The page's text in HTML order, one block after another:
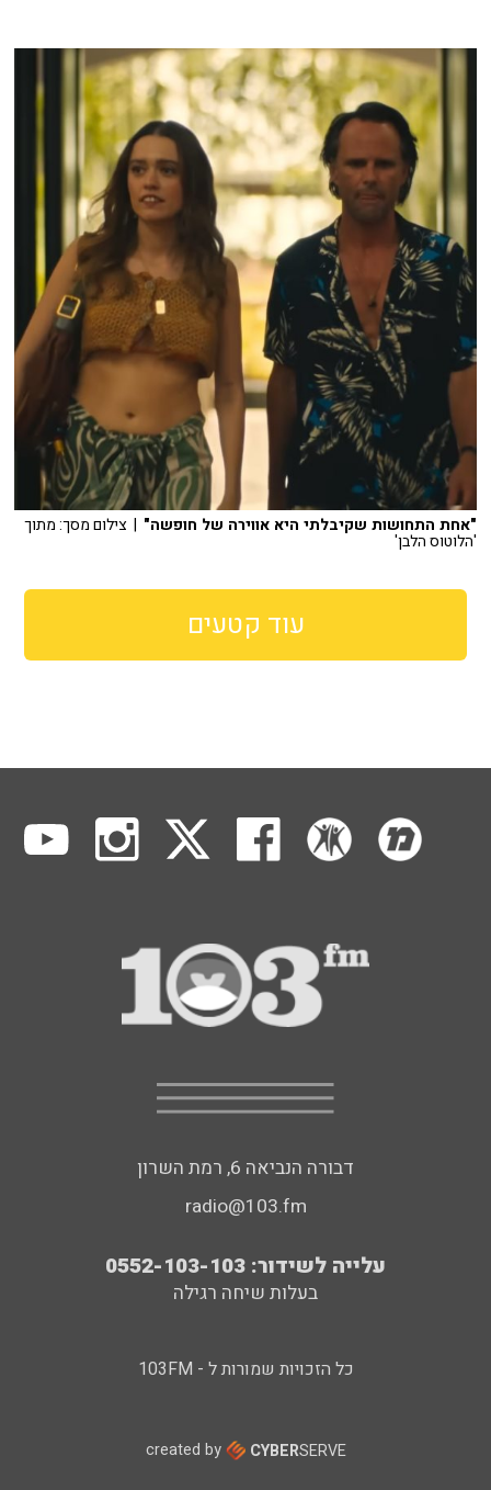
"אחת התחושות שקיבלתי היא אווירה של חופשה" | צילום מסך: מתוך
'הלוטוס הלבן'
עוד קטעים
דבורה הנביאה 6, רמת השרון
radio@103.fm
עלייה לשידור: 0552-103-103
בעלות שיחה רגילה
כל הזכויות שמורות ל - 103FM
created by CYBERSERVE